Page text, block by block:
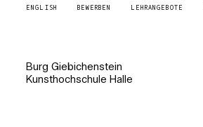
ENGLISH BEWERBEN LEHRANGEBOTE
Burg Giebichenstein
Kunsthochschule Halle